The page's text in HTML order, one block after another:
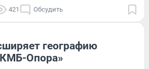
421 Обсудить
географию
Опора»